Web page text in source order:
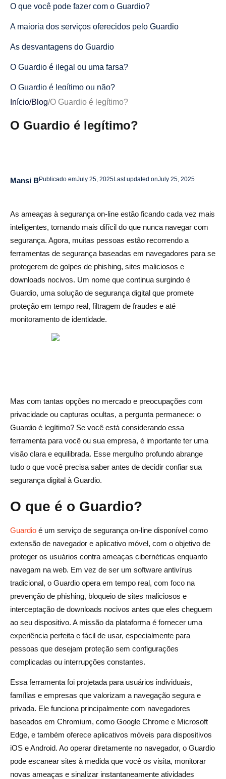
O que você pode fazer com o Guardio?
A maioria dos serviços oferecidos pelo Guardio
As desvantagens do Guardio
O Guardio é ilegal ou uma farsa?
O Guardio é legítimo ou não?
Dicas para usar o Guardio e tirar o máximo proveito dele
O Guardio é gratuito?
bancárias on-line?
O Guardio pode substituir o software antivírus
tradicional?
O Guardio coleta ou vende meus dados pessoais?
Existe uma versão móvel do Guardio para iPhone e
Android?
Início/Blog/O Guardio é legítimo?
O Guardio é legítimo?
Mansi BPublicado emJuly 25, 2025Last updated onJuly 25, 2025
As ameaças à segurança on-line estão ficando cada vez mais
inteligentes, tornando mais difícil do que nunca navegar com
segurança. Agora, muitas pessoas estão recorrendo a
ferramentas de segurança baseadas em navegadores para se
protegerem de golpes de phishing, sites maliciosos e
downloads nocivos. Um nome que continua surgindo é
Guardio, uma solução de segurança digital que promete
proteção em tempo real, filtragem de fraudes e até
monitoramento de identidade.
Mas com tantas opções no mercado e preocupações com
privacidade ou capturas ocultas, a pergunta permanece: o
Guardio é legítimo? Se você está considerando essa
ferramenta para você ou sua empresa, é importante ter uma
visão clara e equilibrada. Esse mergulho profundo abrange
tudo o que você precisa saber antes de decidir confiar sua
segurança digital à Guardio.
O que é o Guardio?
Guardio é um serviço de segurança on-line disponível como
extensão de navegador e aplicativo móvel, com o objetivo de
proteger os usuários contra ameaças cibernéticas enquanto
navegam na web. Em vez de ser um software antivírus
tradicional, o Guardio opera em tempo real, com foco na
prevenção de phishing, bloqueio de sites maliciosos e
interceptação de downloads nocivos antes que eles cheguem
ao seu dispositivo. A missão da plataforma é fornecer uma
experiência perfeita e fácil de usar, especialmente para
pessoas que desejam proteção sem configurações
complicadas ou interrupções constantes.
Essa ferramenta foi projetada para usuários individuais,
famílias e empresas que valorizam a navegação segura e
privada. Ele funciona principalmente com navegadores
baseados em Chromium, como Google Chrome e Microsoft
Edge, e também oferece aplicativos móveis para dispositivos
iOS e Android. Ao operar diretamente no navegador, o Guardio
pode escanear sites à medida que você os visita, monitorar
novas ameaças e sinalizar instantaneamente atividades